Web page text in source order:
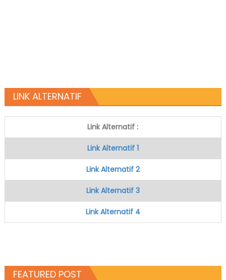
LINK ALTERNATIF
Link Alternatif :
Link Alternatif 1
Link Alternatif 2
Link Alternatif 3
Link Alternatif 4
FEATURED POST